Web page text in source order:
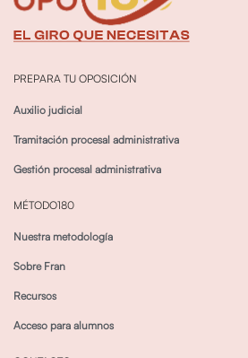
PREPARA TU OPOSICIÓN
Auxilio judicial
Tramitación procesal administrativa
Gestión procesal administrativa
MÉTODO180
Nuestra metodología
Sobre Fran
Recursos
Acceso para alumnos